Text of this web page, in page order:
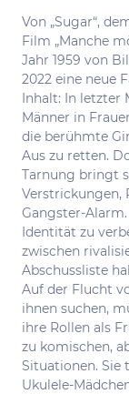
Von „Sugar“,
Film „Manche
Jahr 1959 von
2022 eine neue
Inhalt: In letzter
Männer in
die berühmte
Aus zu retten.
Tarnung bringt
Verstrickungen,
Gangster-
Identität zu
zwischen
Abschussliste
Auf der Flucht
ihnen suchen,
ihre Rollen als
zu komischen,
Situationen. Sie
Ukulele-